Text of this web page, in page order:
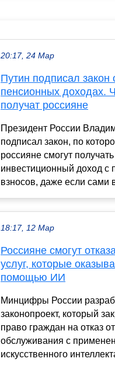
20:17, 24 Мар
Путин подписал закон
пенсионных доходах.
получат россияне
Президент России
подписал закон, по
россияне смогут получать
инвестиционный доход с
взносов, даже если сами
18:17, 12 Мар
Россияне смогут
услуг, которые
помощью ИИ
Минцифры России
законопроект, который
право граждан на отказ от
обслуживания с
искусственного